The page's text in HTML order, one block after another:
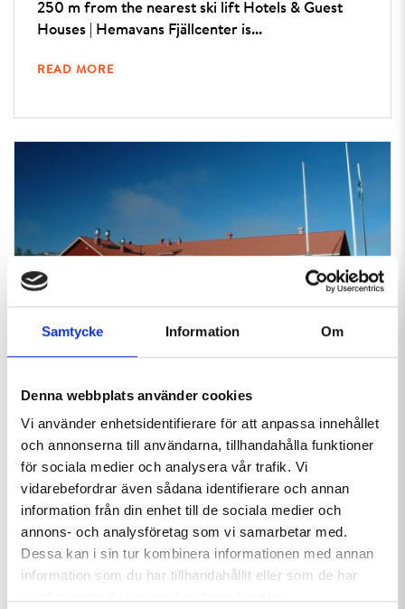
Samtycke Information Om
Denna webbplats använder cookies
Vi använder enhetsidentifierare för att anpassa innehållet
och annonserna till användarna, tillhandahålla funktioner
för sociala medier och analysera vår trafik. Vi
vidarebefordrar även sådana identifierare och annan
information från din enhet till de sociala medier och
annons- och analysföretag som vi samarbetar med.
Dessa kan i sin tur kombinera informationen med annan
information som du har tillhandahållit eller som de har
250 m from the nearest ski lift Hotels & Guest
Houses | Hemavans Fjällcenter is...
READ MORE
Hemavan Fjällstation STF
Hotel
Homely and beautifully located Hotels & Guest
Houses | Beautifully situated by Centrumbacken,
where ski...
READ MORE
Tärnaby STF Fjällhotell